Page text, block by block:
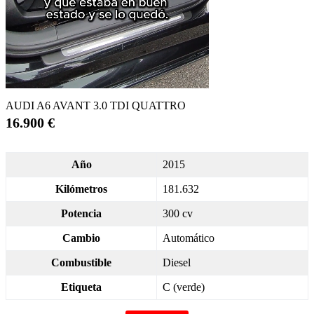
AUDI A6 AVANT 3.0 TDI QUATTRO
16.900 €
Año 2015
Kilómetros 181.632
Potencia 300 cv
Cambio Automático
Combustible Diesel
Etiqueta C (verde)